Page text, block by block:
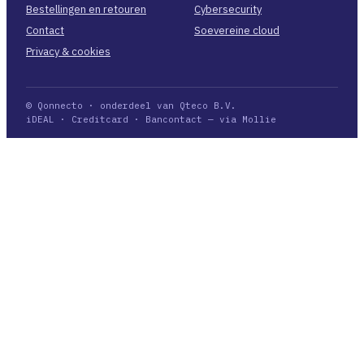
Bestellingen en retouren
Contact
Privacy & cookies
Cybersecurity
Soevereine cloud
© Qonnecto · onderdeel van Qteco B.V.
iDEAL · Creditcard · Bancontact — via Mollie